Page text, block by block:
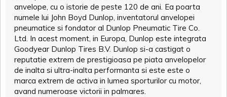
anvelope, cu o istorie de peste 120 de ani. Ea poarta
numele lui John Boyd Dunlop, inventatorul anvelopei
pneumatice si fondator al Dunlop Pneumatic Tire Co.
Ltd. In acest moment, in Europa, Dunlop este integrata
Goodyear Dunlop Tires B.V. Dunlop si-a castigat o
reputatie extrem de prestigioasa pe piata anvelopelor
de inalta si ultra-inalta performanta si este este o
marca extrem de activa in lumea sporturilor cu motor,
avand numeroase victorii in palmares.